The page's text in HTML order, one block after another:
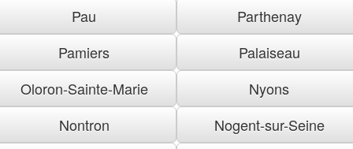
Pau
Parthenay
Pamiers
Palaiseau
Oloron-Sainte-Marie
Nyons
Nontron
Nogent-sur-Seine